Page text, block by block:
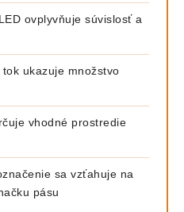
ovplyvňuje súvislosť a
ukazuje množstvo
vhodné prostredie
sa vzťahuje na
pásu